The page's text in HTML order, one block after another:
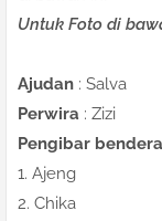
Untuk Foto di
Ajudan : Salva
Perwira : Zizi
Pengibar
1. Ajeng
2. Chika